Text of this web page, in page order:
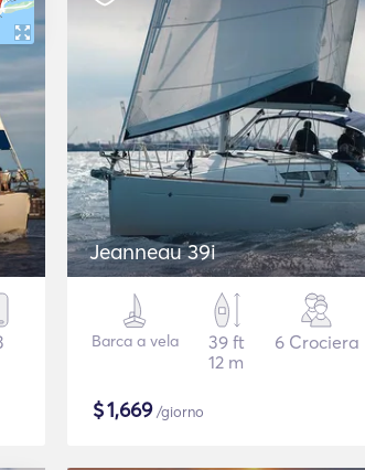
Jeanneau 39i
Barca a vela
39 ft
12 m
6 Crociera
$1,669/giorno